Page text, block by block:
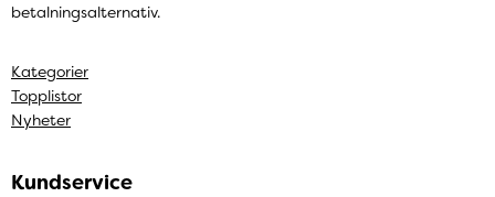
betalningsalternativ.
Kategorier
Topplistor
Nyheter
Kundservice